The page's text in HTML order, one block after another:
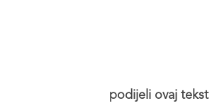
podijeli ovaj tekst